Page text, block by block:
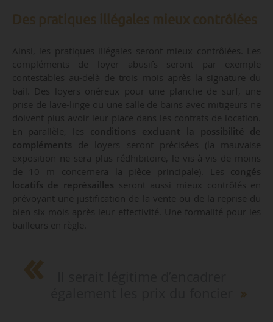
Ainsi, les pratiques illégales seront mieux contrôlées. Les
compléments de loyer abusifs seront par exemple
contestables au-delà de trois mois après la signature du
bail. Des loyers onéreux pour une planche de surf, une
prise de lave-linge ou une salle de bains avec mitigeurs ne
doivent plus avoir leur place dans les contrats de location.
En parallèle, les conditions excluant la possibilité de
compléments de loyers seront précisées (la mauvaise
exposition ne sera plus rédhibitoire, le vis-à-vis de moins
de 10 m concernera la pièce principale). Les congés
locatifs de représailles seront aussi mieux contrôlés en
prévoyant une justification de la vente ou de la reprise du
bien six mois après leur effectivité. Une formalité pour les
bailleurs en règle.